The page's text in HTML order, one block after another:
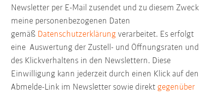
Newsletter per E-Mail zusendet und zu diesem Zweck
meine personenbezogenen Daten
gemäß Datenschutzerklärung verarbeitet. Es erfolgt
eine Auswertung der Zustell- und Öffnungsraten und
des Klickverhaltens in den Newslettern. Diese
Einwilligung kann jederzeit durch einen Klick auf den
Abmelde-Link im Newsletter sowie direktgegenüber